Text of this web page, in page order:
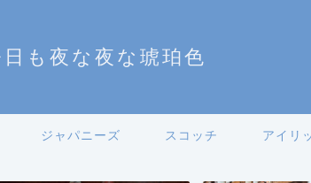
日も夜な夜な琥珀色
ジャパニーズ スコッチ アイリ